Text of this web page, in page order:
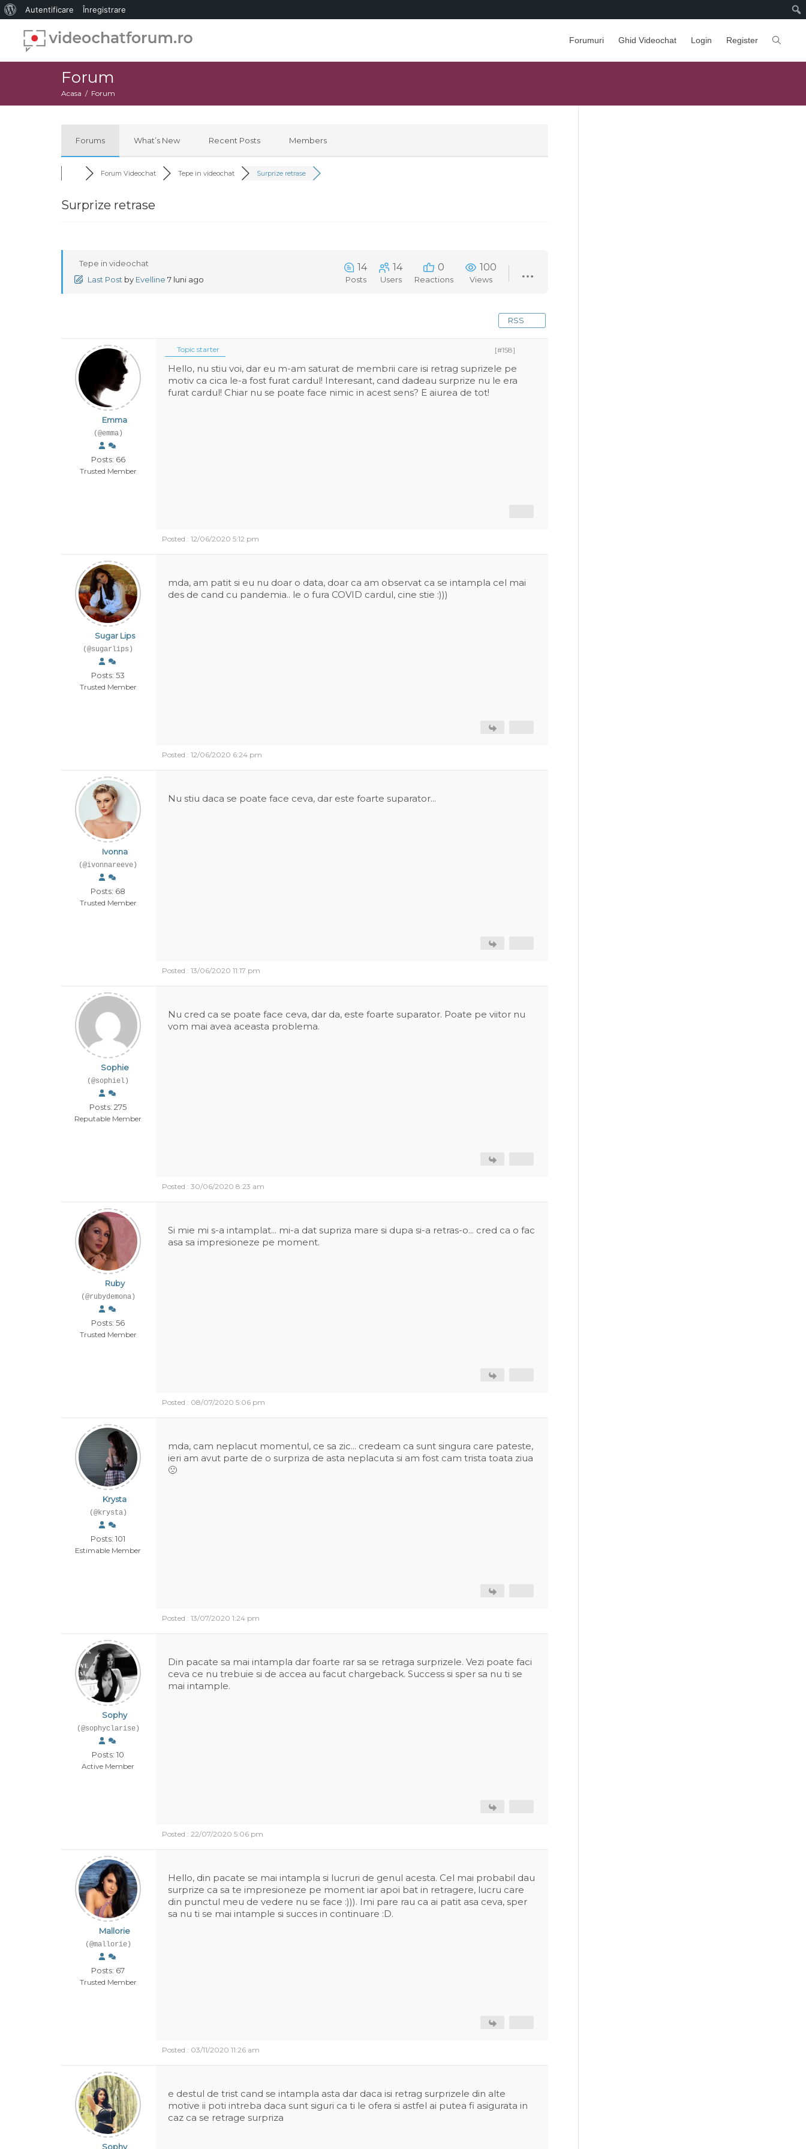
Despre
WordPress
Autentificare Înregistrare
Forumuri Ghid Videochat Login Register
Forum
Acasa Forum
Forums What’s New Recent Posts Members
Forum Videochat Tepe in videochat Surprize retrase
Surprize retrase
Tepe in videochat
Last Post by Evelline 7 luni ago
14
Posts
14
Users
0
Reactions
100
Views
RSS
Emma
(@emma)
Posts: 66
Trusted Member
Topic starter [#158]
Hello, nu stiu voi, dar eu m-am saturat de membrii care isi retrag suprizele pe
motiv ca cica le-a fost furat cardul! Interesant, cand dadeau surprize nu le era
furat cardul! Chiar nu se poate face nimic in acest sens? E aiurea de tot!
Posted : 12/06/2020 5:12 pm
Sugar Lips
(@sugarlips)
Posts: 53
Trusted Member
mda, am patit si eu nu doar o data, doar ca am observat ca se intampla cel mai
des de cand cu pandemia.. le o fura COVID cardul, cine stie :)))
Posted : 12/06/2020 6:24 pm
Ivonna
(@ivonnareeve)
Posts: 68
Trusted Member
Nu stiu daca se poate face ceva, dar este foarte suparator...
Posted : 13/06/2020 11:17 pm
Sophie
(@sophiel)
Posts: 275
Reputable Member
Nu cred ca se poate face ceva, dar da, este foarte suparator. Poate pe viitor nu
vom mai avea aceasta problema.
Posted : 30/06/2020 8:23 am
Ruby
(@rubydemona)
Posts: 56
Trusted Member
Si mie mi s-a intamplat... mi-a dat supriza mare si dupa si-a retras-o... cred ca o fac
asa sa impresioneze pe moment.
Posted : 08/07/2020 5:06 pm
Krysta
(@krysta)
Posts: 101
Estimable Member
mda, cam neplacut momentul, ce sa zic... credeam ca sunt singura care pateste,
ieri am avut parte de o surpriza de asta neplacuta si am fost cam trista toata ziua
🙁
Posted : 13/07/2020 1:24 pm
Sophy
(@sophyclarise)
Posts: 10
Active Member
Din pacate sa mai intampla dar foarte rar sa se retraga surprizele. Vezi poate faci
ceva ce nu trebuie si de accea au facut chargeback. Success si sper sa nu ti se
mai intample.
Posted : 22/07/2020 5:06 pm
Mallorie
(@mallorie)
Posts: 67
Trusted Member
Hello, din pacate se mai intampla si lucruri de genul acesta. Cel mai probabil dau
surprize ca sa te impresioneze pe moment iar apoi bat in retragere, lucru care
din punctul meu de vedere nu se face :))). Imi pare rau ca ai patit asa ceva, sper
sa nu ti se mai intample si succes in continuare :D.
Posted : 03/11/2020 11:26 am
Sophy
e destul de trist cand se intampla asta dar daca isi retrag surprizele din alte
motive ii poti intreba daca sunt siguri ca ti le ofera si astfel ai putea fi asigurata in
caz ca se retrage surpriza